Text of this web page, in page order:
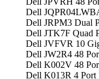
Dell
Dell JRPM3 Dual
Dell JTK7F Quad
Dell JVFVR 10
Dell JW2R4 48
Dell K002V 48
Dell K013R 4